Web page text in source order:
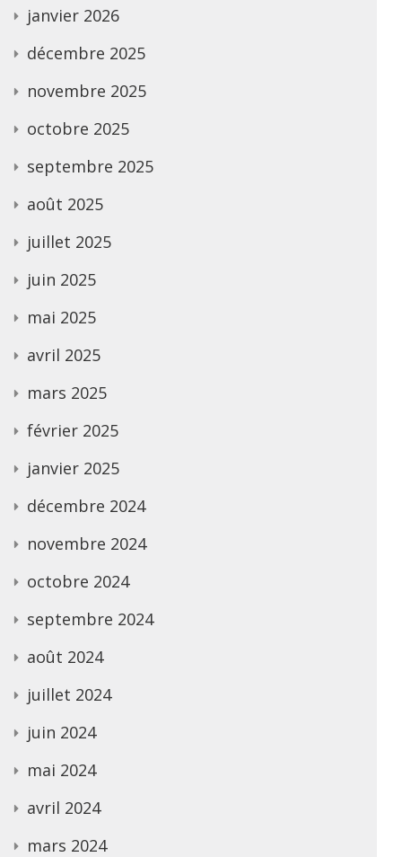
janvier 2026
décembre 2025
novembre 2025
octobre 2025
septembre 2025
août 2025
juillet 2025
juin 2025
mai 2025
avril 2025
mars 2025
février 2025
janvier 2025
décembre 2024
novembre 2024
octobre 2024
septembre 2024
août 2024
juillet 2024
juin 2024
mai 2024
avril 2024
mars 2024